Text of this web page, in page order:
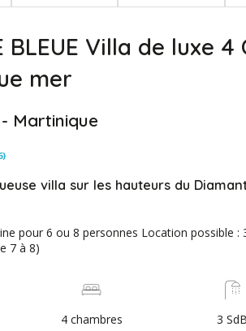
BLEUE Villa de luxe
mer
Martinique
villa sur les hauteurs du
pour 6 ou 8 personnes Location possible
7 à 8)
4 chambres 3 SdB